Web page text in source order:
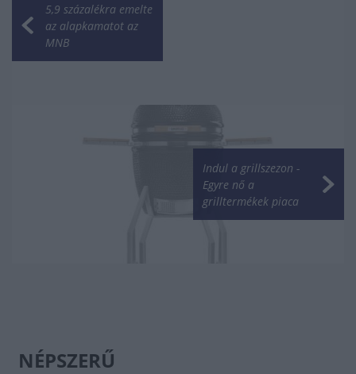
5,9 százalékra emelte
az alapkamatot az
MNB
Indul a grillszezon -
Egyre nő a
grilltermékek piaca
NÉPSZERŰ